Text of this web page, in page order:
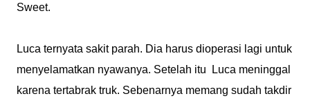
Sweet.
Luca ternyata sakit parah. Dia harus dioperasi lagi untuk
menyelamatkan nyawanya. Setelah itu Luca meninggal
karena tertabrak truk. Sebenarnya memang sudah takdir